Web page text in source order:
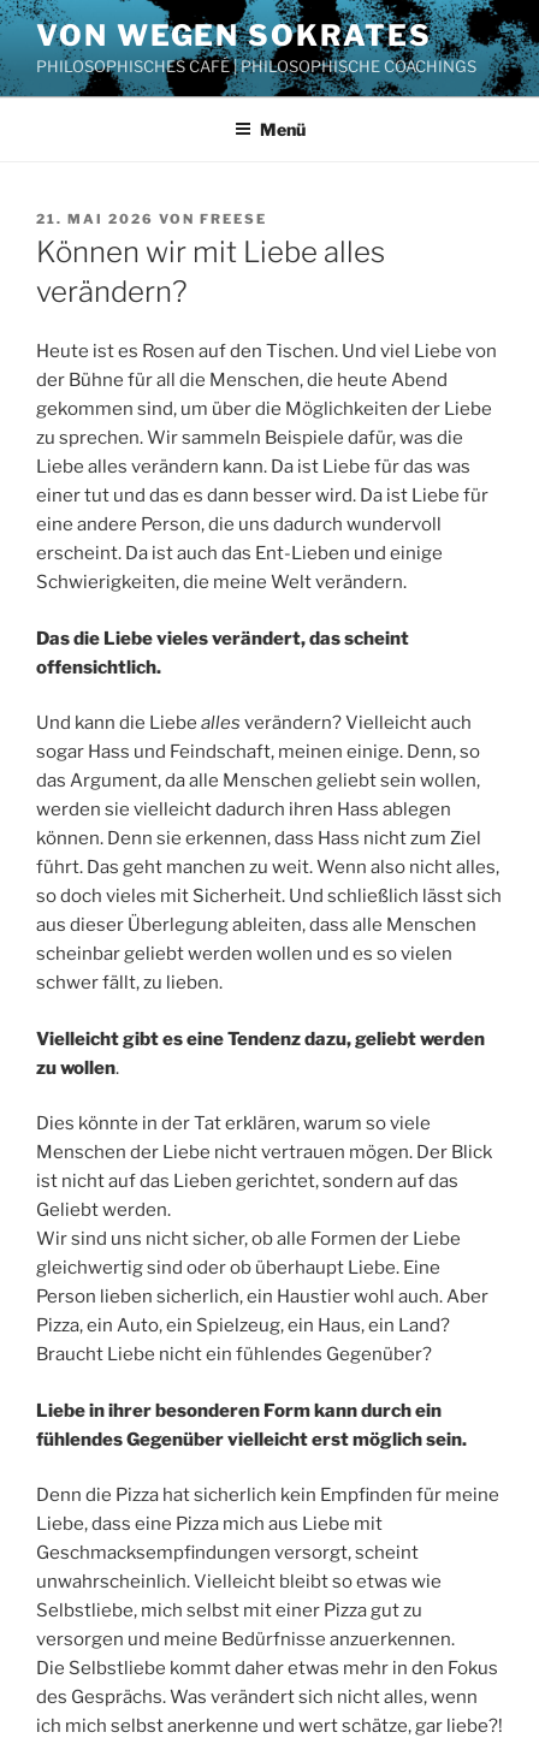
Zum
Inhalt
springen
VON WEGEN SOKRATES
PHILOSOPHISCHES CAFÉ | PHILOSOPHISCHE COACHINGS
Menü
VERÖFFENTLICHT
AM
21. MAI 2026 VON FREESE
Können wir mit Liebe alles
verändern?
Heute ist es Rosen auf den Tischen. Und viel Liebe von
der Bühne für all die Menschen, die heute Abend
gekommen sind, um über die Möglichkeiten der Liebe
zu sprechen. Wir sammeln Beispiele dafür, was die
Liebe alles verändern kann. Da ist Liebe für das was
einer tut und das es dann besser wird. Da ist Liebe für
eine andere Person, die uns dadurch wundervoll
erscheint. Da ist auch das Ent-Lieben und einige
Schwierigkeiten, die meine Welt verändern.
Das die Liebe vieles verändert, das scheint
offensichtlich.
Und kann die Liebe alles verändern? Vielleicht auch
sogar Hass und Feindschaft, meinen einige. Denn, so
das Argument, da alle Menschen geliebt sein wollen,
werden sie vielleicht dadurch ihren Hass ablegen
können. Denn sie erkennen, dass Hass nicht zum Ziel
führt. Das geht manchen zu weit. Wenn also nicht alles,
so doch vieles mit Sicherheit. Und schließlich lässt sich
aus dieser Überlegung ableiten, dass alle Menschen
scheinbar geliebt werden wollen und es so vielen
schwer fällt, zu lieben.
Vielleicht gibt es eine Tendenz dazu, geliebt werden
zu wollen.
Dies könnte in der Tat erklären, warum so viele
Menschen der Liebe nicht vertrauen mögen. Der Blick
ist nicht auf das Lieben gerichtet, sondern auf das
Geliebt werden.
Wir sind uns nicht sicher, ob alle Formen der Liebe
gleichwertig sind oder ob überhaupt Liebe. Eine
Person lieben sicherlich, ein Haustier wohl auch. Aber
Pizza, ein Auto, ein Spielzeug, ein Haus, ein Land?
Braucht Liebe nicht ein fühlendes Gegenüber?
Liebe in ihrer besonderen Form kann durch ein
fühlendes Gegenüber vielleicht erst möglich sein.
Denn die Pizza hat sicherlich kein Empfinden für meine
Liebe, dass eine Pizza mich aus Liebe mit
Geschmacksempfindungen versorgt, scheint
unwahrscheinlich. Vielleicht bleibt so etwas wie
Selbstliebe, mich selbst mit einer Pizza gut zu
versorgen und meine Bedürfnisse anzuerkennen.
Die Selbstliebe kommt daher etwas mehr in den Fokus
des Gesprächs. Was verändert sich nicht alles, wenn
ich mich selbst anerkenne und wert schätze, gar liebe?!